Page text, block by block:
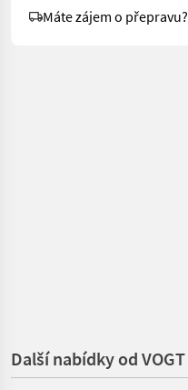
Máte zájem o přepravu?
Další nabídky od